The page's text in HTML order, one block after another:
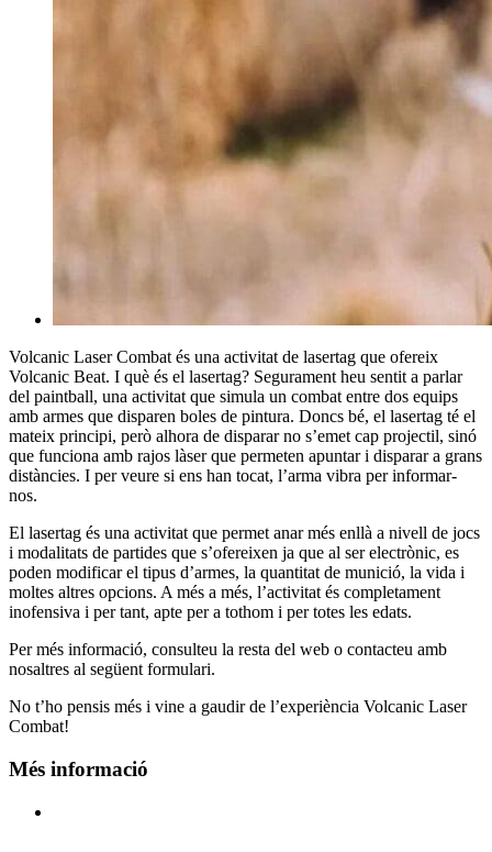
Volcanic Laser Combat és una activitat de lasertag que ofereix
Volcanic Beat. I què és el lasertag? Segurament heu sentit a parlar
del paintball, una activitat que simula un combat entre dos equips
amb armes que disparen boles de pintura. Doncs bé, el lasertag té el
mateix principi, però alhora de disparar no s’emet cap projectil, sinó
que funciona amb rajos làser que permeten apuntar i disparar a grans
distàncies. I per veure si ens han tocat, l’arma vibra per informar-
nos.
​El lasertag és una activitat que permet anar més enllà a nivell de jocs
i modalitats de partides que s’ofereixen ja que al ser electrònic, es
poden modificar el tipus d’armes, la quantitat de munició, la vida i
moltes altres opcions. A més a més, l’activitat és completament
inofensiva i per tant, apte per a tothom i per totes les edats.
Per més informació, consulteu la resta del web o contacteu amb
nosaltres al següent formulari.
No t’ho pensis més i vine a gaudir de l’experiència Volcanic Laser
Combat!
Més informació